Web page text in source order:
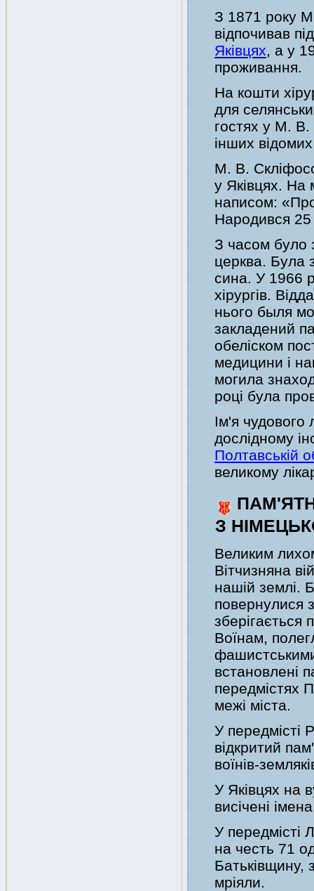
З 1871 року
відпочивав
Яківцях , а у
проживання.
На кошти
для
гостях у М. В.
інших
М. В.
у Яківцях. На
написом:
Народився
З часом було
церква. Була
сина. У 1966
хірургів.
нього быля
закладений
обеліском
медицини і
могила
році була
Ім'я
дослідному
Полтавській
великому
З
Великим
Вітчизняна
нашій землі.
повернулися
зберігається
Воїнам,
встановлені
передмістях
межі міста.
У передмісті
відкритий
воїнів-
У Яківцях на
висічені
У передмісті
на честь 71
Батьківщину,
мріяли.